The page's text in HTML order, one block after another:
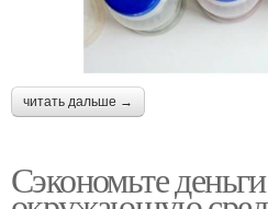
читать дальше →
Сэкономьте